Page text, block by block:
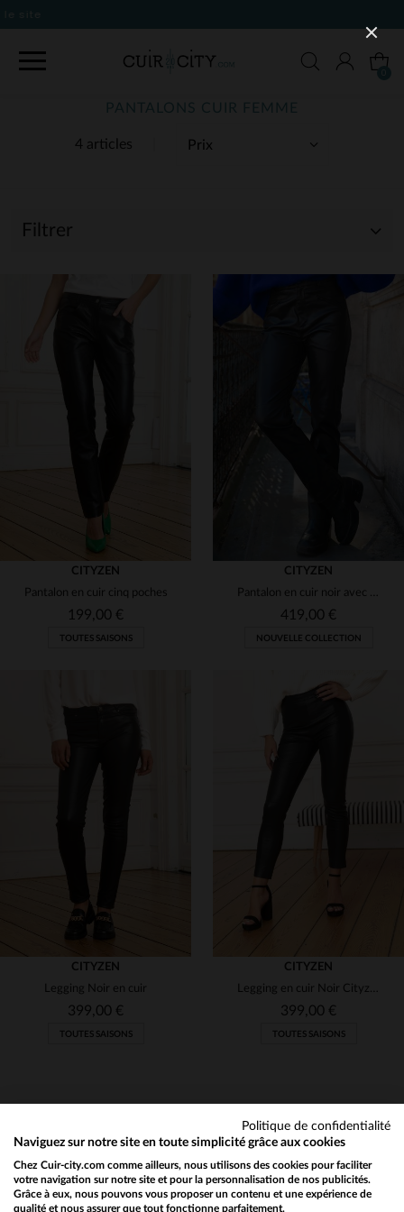
4 articles
PANTALONS CUIR FEMME
Filtrer
(1)
40 42
CITYZEN
Pantalon en cuir cinq poches
199,00 €
TOUTES SAISONS
TAILLES DISPONIBLES
40
CITYZEN
Pantalon en cuir noir avec poches zippées pour femme
419,00 €
NOUVELLE COLLECTION
TAILLES DISPONIBLES
CITYZEN
Legging Noir en cuir
399,00 €
TOUTES SAISONS
TAILLES DISPONIBLES
CITYZEN
Legging en cuir Noir Cityzen
399,00 €
TOUTES SAISONS
NEWSLETTER
Recevez par mail nos promos
Politique de confidentialité
Naviguez sur notre site en toute simplicité grâce aux cookies
Chez Cuir-city.com comme ailleurs, nous utilisons des cookies pour faciliter
votre navigation sur notre site et pour la personnalisation de nos publicités.
Grâce à eux, nous pouvons vous proposer un contenu et une expérience de
qualité et nous assurer que tout fonctionne parfaitement.